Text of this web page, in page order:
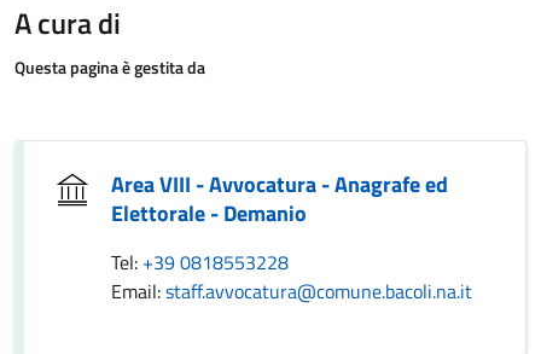
A cura di
Questa pagina è gestita da
Area VIII - Avvocatura - Anagrafe ed
Elettorale - Demanio
Tel: +39 0818553228
Email:staff.avvocatura@comune.bacoli.na.it